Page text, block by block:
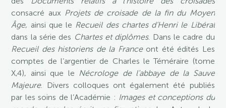
consacré aux Projets de croisade de la fin du Moyen
Âge, ainsi que le Recueil des chartes d’Henri le Libéral
dans la série des Chartes et diplômes. Dans le cadre du
Recueil des historiens de la Franceont été édités Les
comptes de l’argentier de Charles le Téméraire (tome
X,4), ainsi que le Nécrologe de l’abbaye de la Sauve
Majeure. Divers colloques ont également été publiés
par les soins de l’Académie : Images et conceptions du